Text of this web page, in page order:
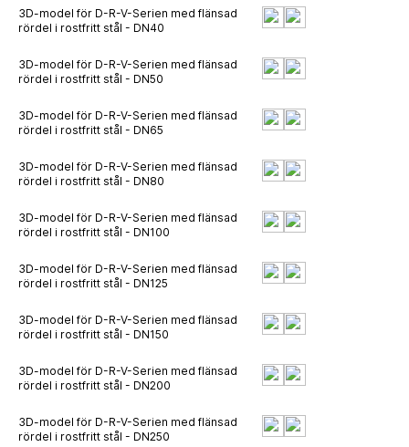
3D-model för D-R-V-Serien med flänsad
rördel i rostfritt stål - DN40
3D-model för D-R-V-Serien med flänsad
rördel i rostfritt stål - DN50
3D-model för D-R-V-Serien med flänsad
rördel i rostfritt stål - DN65
3D-model för D-R-V-Serien med flänsad
rördel i rostfritt stål - DN80
3D-model för D-R-V-Serien med flänsad
rördel i rostfritt stål - DN100
3D-model för D-R-V-Serien med flänsad
rördel i rostfritt stål - DN125
3D-model för D-R-V-Serien med flänsad
rördel i rostfritt stål - DN150
3D-model för D-R-V-Serien med flänsad
rördel i rostfritt stål - DN200
3D-model för D-R-V-Serien med flänsad
rördel i rostfritt stål - DN250